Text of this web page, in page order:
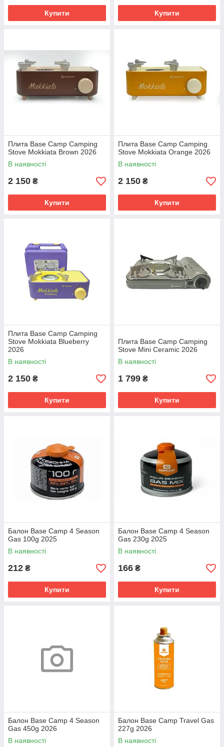
Купити Купити
Плита Base Camp Camping
Stove Mokkiata Brown 2026
В наявності
2 150 ₴
Купити
Плита Base Camp Camping
Stove Mokkiata Orange 2026
В наявності
2 150 ₴
Купити
Плита Base Camp Camping
Stove Mokkiata Blueberry
2026
В наявності
2 150 ₴
Купити
Плита Base Camp Camping
Stove Mini Ceramic 2026
В наявності
1 799 ₴
Купити
Балон Base Camp 4 Season
Gas 100g 2025
В наявності
212 ₴
Купити
Балон Base Camp 4 Season
Gas 230g 2025
В наявності
166 ₴
Купити
Балон Base Camp 4 Season
Gas 450g 2026
В наявності
Балон Base Camp Travel Gas
227g 2026
В наявності